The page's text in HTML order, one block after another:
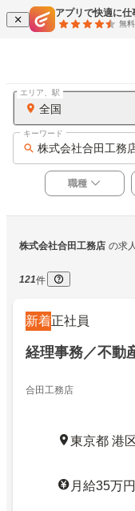
アプリで快適に仕
無料
全国
エリア、駅
株式会社合田工務
キーワード
職種
株式会社合田工務店 の求
121件
新着正社員
経理事務／不動
合田工務店
東京都 港
月給35万